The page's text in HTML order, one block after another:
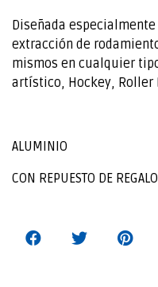
Diseñada
extracción de
mismos en cualquier
artístico, Hockey, Roller
ALUMINIO
CON REPUESTO DE